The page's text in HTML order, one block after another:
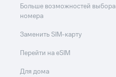
Больше возможностей выбора
номера
Заменить SIM-карту
Перейти на eSIM
Для дома